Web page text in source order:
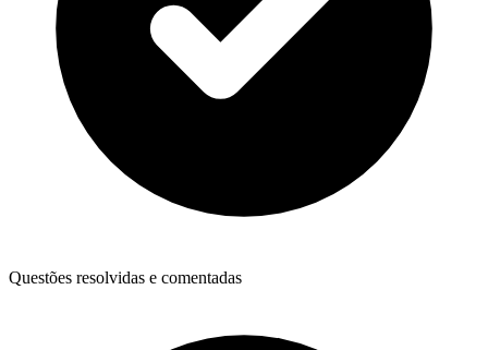
Questões resolvidas e comentadas